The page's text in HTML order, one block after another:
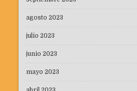
agosto 2023
julio 2023
junio 2023
mayo 2023